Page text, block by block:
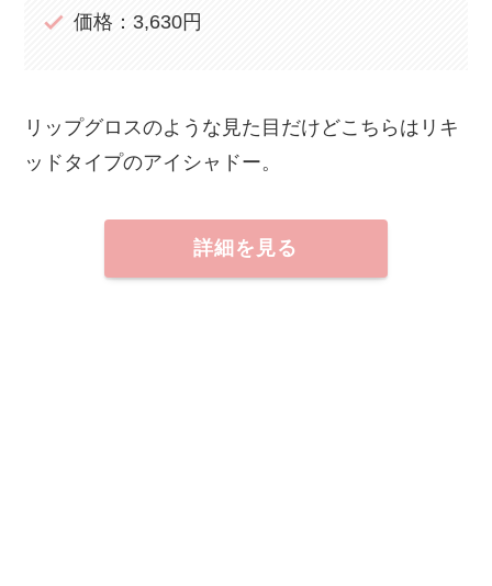
価格：3,630円
リップグロスのような見た目だけどこちらはリキ
ッドタイプのアイシャドー。
詳細を見る